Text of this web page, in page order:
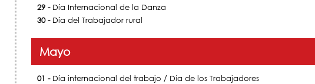
29 -Día Internacional de la Danza
30 -Día del Trabajador rural
Mayo
01 -Día internacional del trabajo / Día de los Trabajadores